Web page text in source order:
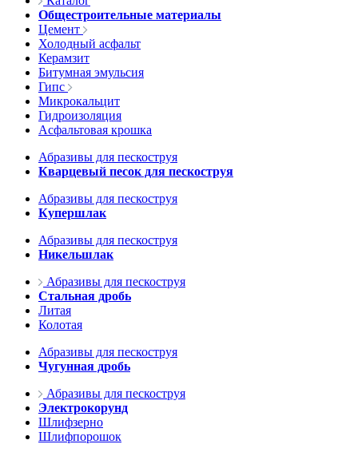
Общестроительные материалы
Цемент
Холодный асфальт
Керамзит
Битумная эмульсия
Гипс
Микрокальцит
Гидроизоляция
Асфальтовая крошка
Абразивы для пескоструя
Кварцевый песок для пескоструя
Абразивы для пескоструя
Купершлак
Абразивы для пескоструя
Никельшлак
Абразивы для пескоструя
Стальная дробь
Литая
Колотая
Абразивы для пескоструя
Чугунная дробь
Абразивы для пескоструя
Электрокорунд
Шлифзерно
Шлифпорошок